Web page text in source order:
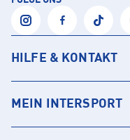
HILFE & KONTAKT
MEIN INTERSPORT